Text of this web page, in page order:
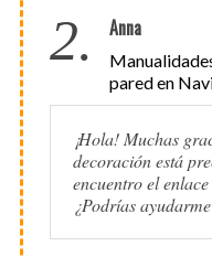
2. Anna
pared en
¡Hola! Muchas
decoración está
encuentro el
¿Podrías